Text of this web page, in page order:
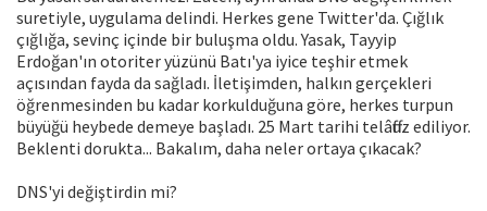
suretiyle, uygulama delindi. Herkes gene Twitter'da. Çığlık
çığlığa, sevinç içinde bir buluşma oldu. Yasak, Tayyip
Erdoğan'ın otoriter yüzünü Batı'ya iyice teşhir etmek
açısından fayda da sağladı. İletişimden, halkın gerçekleri
öğrenmesinden bu kadar korkulduğuna göre, herkes turpun
büyüğü heybede demeye başladı. 25 Mart tarihi telâffuz ediliyor.
Beklenti dorukta... Bakalım, daha neler ortaya çıkacak?
DNS'yi değiştirdin mi?